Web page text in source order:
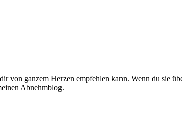
ganzem Herzen empfehlen kann. Wenn du sie
Abnehmblog.